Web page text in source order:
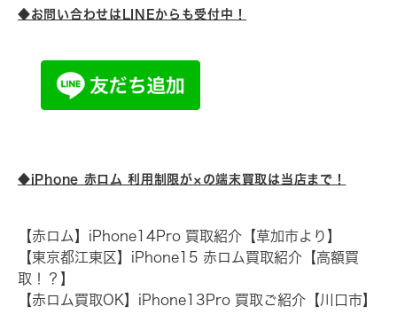
◆お問い合わせはLINEからも受付中！
◆iPhone 赤ロム 利用制限が×の端末買取は当店まで！
【赤ロム】iPhone14Pro 買取紹介【草加市より】
【東京都江東区】iPhone15 赤ロム買取紹介【高額買
取！？】
【赤ロム買取OK】iPhone13Pro 買取ご紹介【川口市】